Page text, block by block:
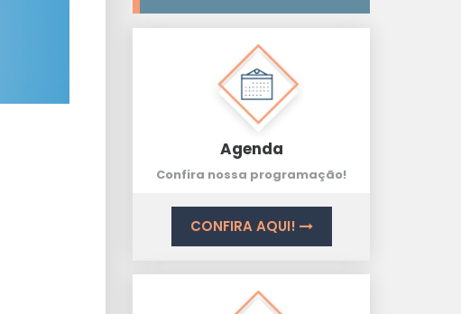
Agenda
Confira nossa programação!
CONFIRA AQUI!